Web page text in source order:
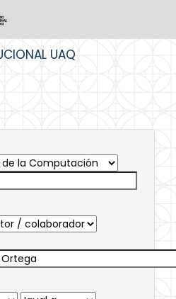
UAQ